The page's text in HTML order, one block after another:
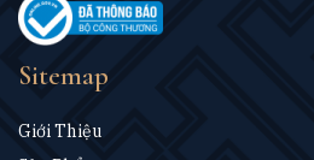
Sitemap
Giới Thiệu